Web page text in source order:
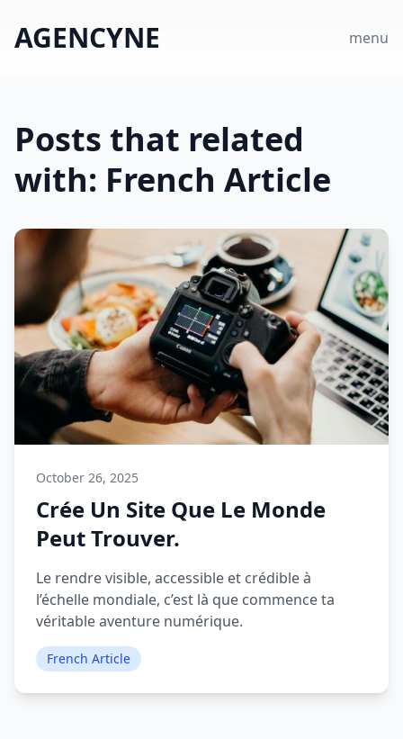
AGENCYNE menu
Posts that related
with: French Article
October 26, 2025
Crée Un Site Que Le Monde
Peut Trouver.
Le rendre visible, accessible et crédible à
l’échelle mondiale, c’est là que commence ta
véritable aventure numérique.
French Article